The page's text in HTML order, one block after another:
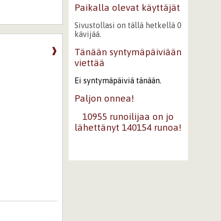
❱
Paikalla olevat käyttäjät
Sivustollasi on tällä hetkellä 0
kävijää.
Tänään syntymäpäiviään
viettää
Ei syntymäpäiviä tänään.
Paljon onnea!
10955 runoilijaa on jo
lähettänyt 140154 runoa!